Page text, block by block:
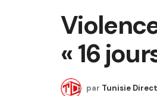
« 16
par Tunisie Direct